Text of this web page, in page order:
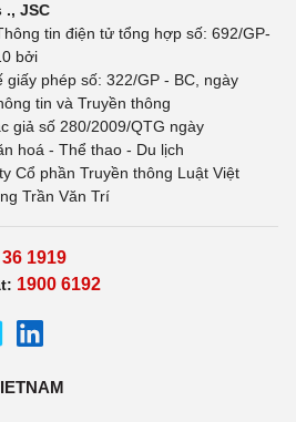
., JSC
tin điện tử tổng hợp số: 692/GP-
bởi
phép số: 322/GP - BC, ngày
tin và Truyền thông
giả số 280/2009/QTG ngày
hoá - Thể thao - Du lịch
Cổ phần Truyền thông Luật Việt
Trần Văn Trí
1919
1900 6192